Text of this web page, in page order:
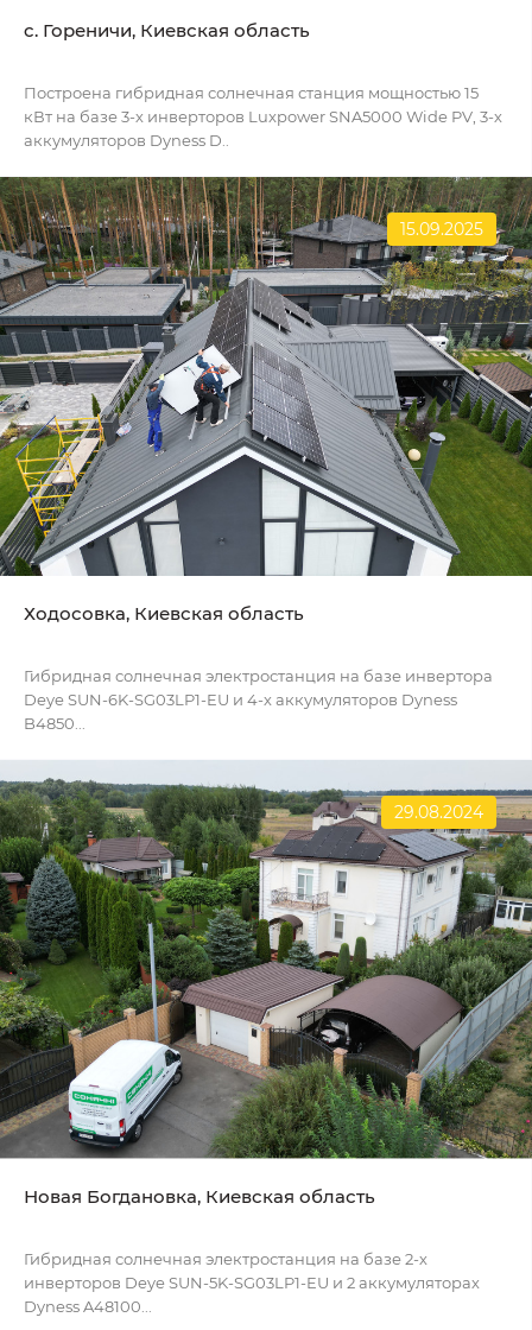
c. Гореничи, Киевская область
Построена гибридная солнечная станция мощностью 15
кВт на базе 3-х инверторов Luxpower SNA5000 Wide PV, 3-х
аккумуляторов Dyness D..
15.09.2025
Ходосовка, Киевская область
Гибридная солнечная электростанция на базе инвертора
Deye SUN-6K-SG03LP1-EU и 4-х аккумуляторов Dyness
B4850...
29.08.2024
Новая Богдановка, Киевская область
Гибридная солнечная электростанция на базе 2-х
инверторов Deye SUN-5K-SG03LP1-EU и 2 аккумуляторах
Dyness A48100...